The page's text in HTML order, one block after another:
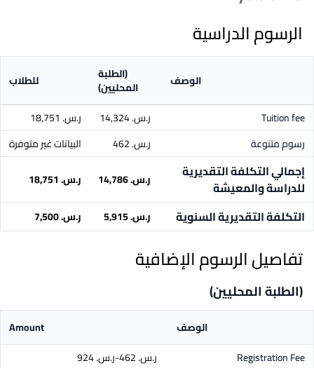
الرسوم الدراسية
الوصف (الطلبة
المحليين) للطلاب
Tuition fee ر.س.‏ 14,324
ر.س.‏ 18,751
رسوم متنوعة
ر.س.‏ 462 البيانات غير متوفرة
إجمالي التكلفة التقديرية
للدراسة والمعيشة
ر.س.‏ 14,786 ر.س.‏ 18,751
التكلفة التقديرية السنوية ر.س.‏ 5,915 ر.س.‏ 7,500
تفاصيل الرسوم الإضافية
(الطلبة المحليين)
الوصف
Amount
Registration Fee
ر.س.‏ 462-ر.س.‏ 924